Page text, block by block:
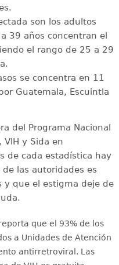
son los adultos
39 años concentran el
el rango de 25 a 29
se concentra en 11
Guatemala, Escuintla
del Programa Nacional
VIH y Sida en
de cada estadística hay
las autoridades es
y que el estigma deje de
que el 93% de los
a Unidades de Atención
antirretroviral . Las